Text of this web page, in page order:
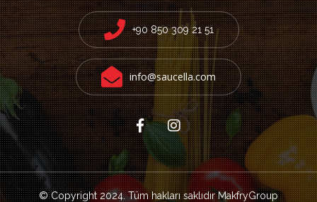
+90 850 309 21 51
info@saucella.com
© Copyright 2024. Tüm hakları saklıdırMakfryGroup